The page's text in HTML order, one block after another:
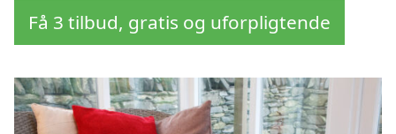
Få 3 tilbud, gratis og uforpligtende